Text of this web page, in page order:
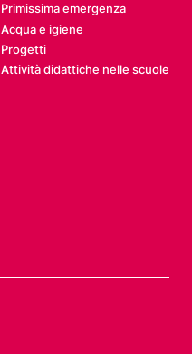
Primissima emergenza
Acqua e igiene
Progetti
Attività didattiche nelle scuole